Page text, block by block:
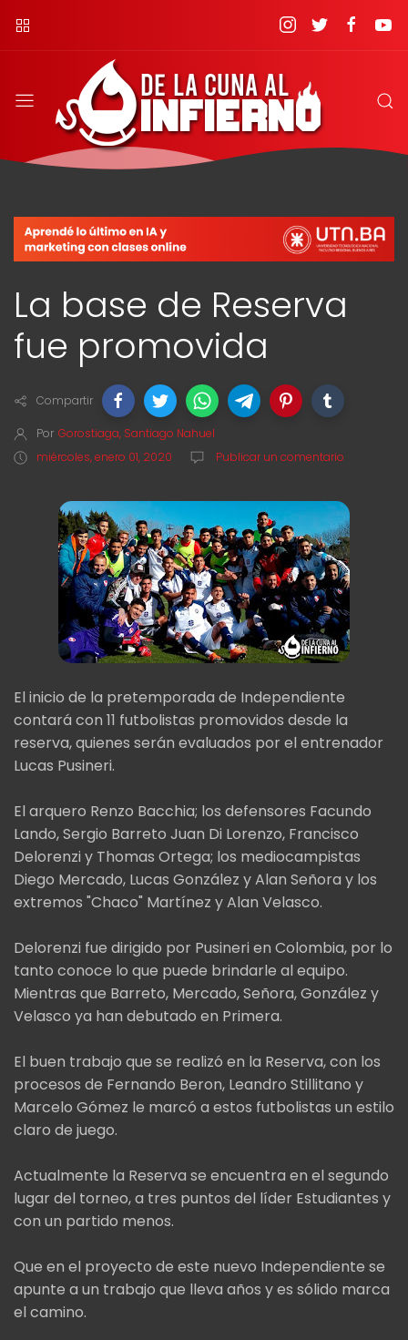
La base de Reserva
fue promovida
Compartir
Por Gorostiaga, Santiago Nahuel
miércoles, enero 01, 2020
Publicar un comentario
El inicio de la pretemporada de Independiente
contará con 11 futbolistas promovidos desde la
reserva, quienes serán evaluados por el entrenador
Lucas Pusineri.
El arquero Renzo Bacchia; los defensores Facundo
Lando, Sergio Barreto Juan Di Lorenzo, Francisco
Delorenzi y Thomas Ortega; los mediocampistas
Diego Mercado, Lucas González y Alan Señora y los
extremos "Chaco" Martínez y Alan Velasco.
Delorenzi fue dirigido por Pusineri en Colombia, por lo
tanto conoce lo que puede brindarle al equipo.
Mientras que Barreto, Mercado, Señora, González y
Velasco ya han debutado en Primera.
El buen trabajo que se realizó en la Reserva, con los
procesos de Fernando Beron, Leandro Stillitano y
Marcelo Gómez le marcó a estos futbolistas un estilo
claro de juego.
Actualmente la Reserva se encuentra en el segundo
lugar del torneo, a tres puntos del líder Estudiantes y
con un partido menos.
Que en el proyecto de este nuevo Independiente se
apunte a un trabajo que lleva años y es sólido marca
el camino.